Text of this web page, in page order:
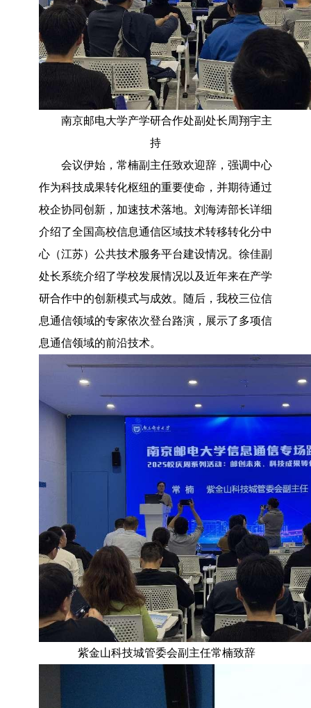
南京邮电大学产学研合作处副处长周翔宇主
持
会议伊始，常楠副主任致欢迎辞，强调中心
作为科技成果转化枢纽的重要使命，并期待通过
校企协同创新，加速技术落地。刘海涛部长详细
介绍了全国高校信息通信区域技术转移转化分中
心（江苏）公共技术服务平台建设情况。徐佳副
处长系统介绍了学校发展情况以及近年来在产学
研合作中的创新模式与成效。随后，我校三位信
息通信领域的专家依次登台路演，展示了多项信
息通信领域的前沿技术。
紫金山科技城管委会副主任常楠致辞